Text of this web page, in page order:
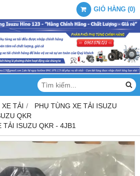
GIỎ HÀNG (0)
XE TẢI
PHỤ TÙNG XE TẢI ISUZU
QKR
ISUZU QKR - 4JB1